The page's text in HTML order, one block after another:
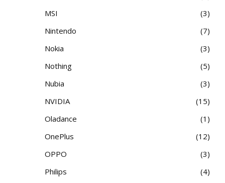
MSI
3
Nintendo
7
Nokia
3
Nothing
5
Nubia
3
NVIDIA
15
Oladance
1
OnePlus
12
OPPO
3
Philips
4